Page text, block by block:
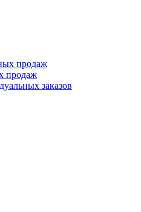
продаж
продаж
заказов